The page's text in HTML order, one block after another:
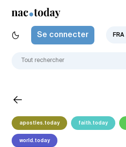
Se connecter FRA
apostles.today faith.today
world.today